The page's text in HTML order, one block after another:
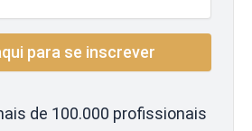
de 100.000 profissionais